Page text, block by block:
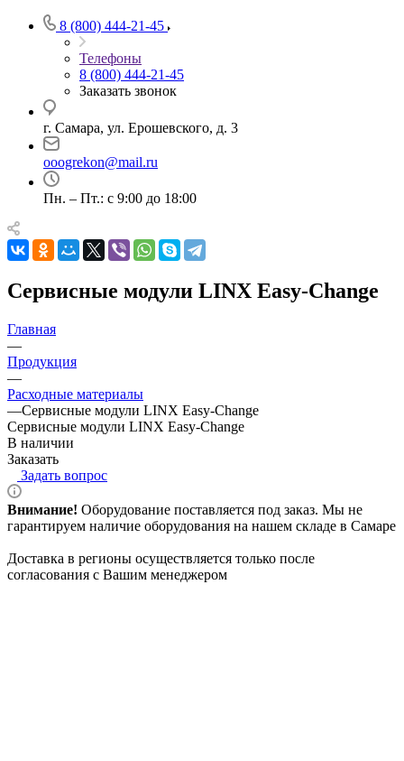
8 (800) 444-21-45
Телефоны
8 (800) 444-21-45
Заказать звонок
г. Самара, ул. Ерошевского, д. 3
ooogrekon@mail.ru
Пн. – Пт.: с 9:00 до 18:00
Сервисные модули LINX Easy-Change
Главная
—
Продукция
—
Расходные материалы
—Сервисные модули LINX Easy-Change
Сервисные модули LINX Easy-Change
В наличии
Заказать
Задать вопрос
Внимание! Оборудование поставляется под заказ. Мы не
гарантируем наличие оборудования на нашем складе в Самаре
Доставка в регионы осуществляется только после
согласования с Вашим менеджером